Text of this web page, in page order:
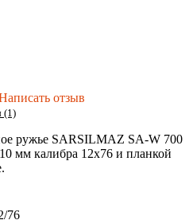
отзыв
(1)
ружье SARSILMAZ SA-W 700
мм калибра 12x76 и планкой
76